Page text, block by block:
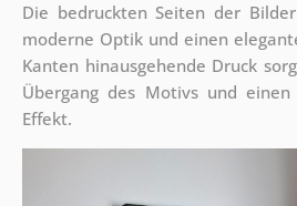
Die bedruckten Seiten der
moderne Optik und einen
Kanten hinausgehende Druck
Übergang des Motivs und
Effekt.